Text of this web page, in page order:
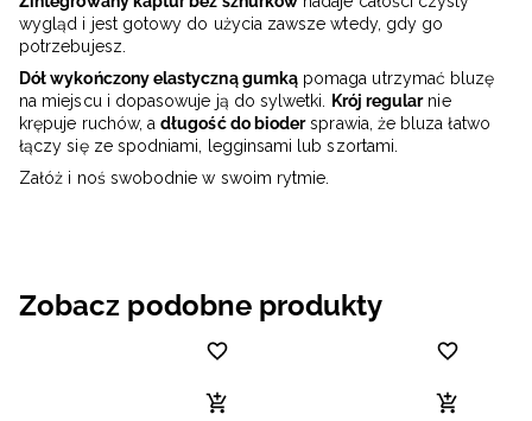
wygląd i jest gotowy do użycia zawsze wtedy, gdy go
potrzebujesz.
Dół wykończony elastyczną gumkąpomaga utrzymać bluzę
na miejscu i dopasowuje ją do sylwetki. Krój regularnie
krępuje ruchów, adługość do biodersprawia, że bluza łatwo
łączy się ze spodniami, legginsami lub szortami.
Załóż i noś swobodnie w swoim rytmie.
Zobacz podobne produkty